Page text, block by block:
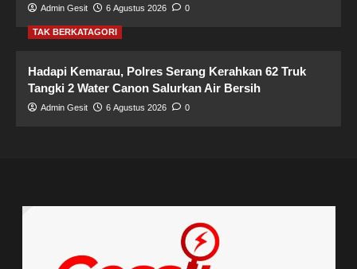
Admin Gesit 6 Agustus 2026 0
TAK BERKATAGORI
Hadapi Kemarau, Polres Serang Kerahkan 62 Truk
Tangki 2 Water Canon Salurkan Air Bersih
Admin Gesit 6 Agustus 2026 0